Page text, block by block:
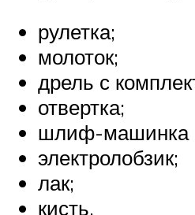
рулетка;
молоток;
дрель с
отвертка;
шлиф-машинка
электролобзик;
лак;
кисть.